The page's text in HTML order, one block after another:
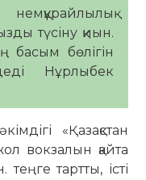
түсіну қиын.
бөлігін
Нұрлыбек
«Қазақстан
вокзалын қайта
тартты, істі